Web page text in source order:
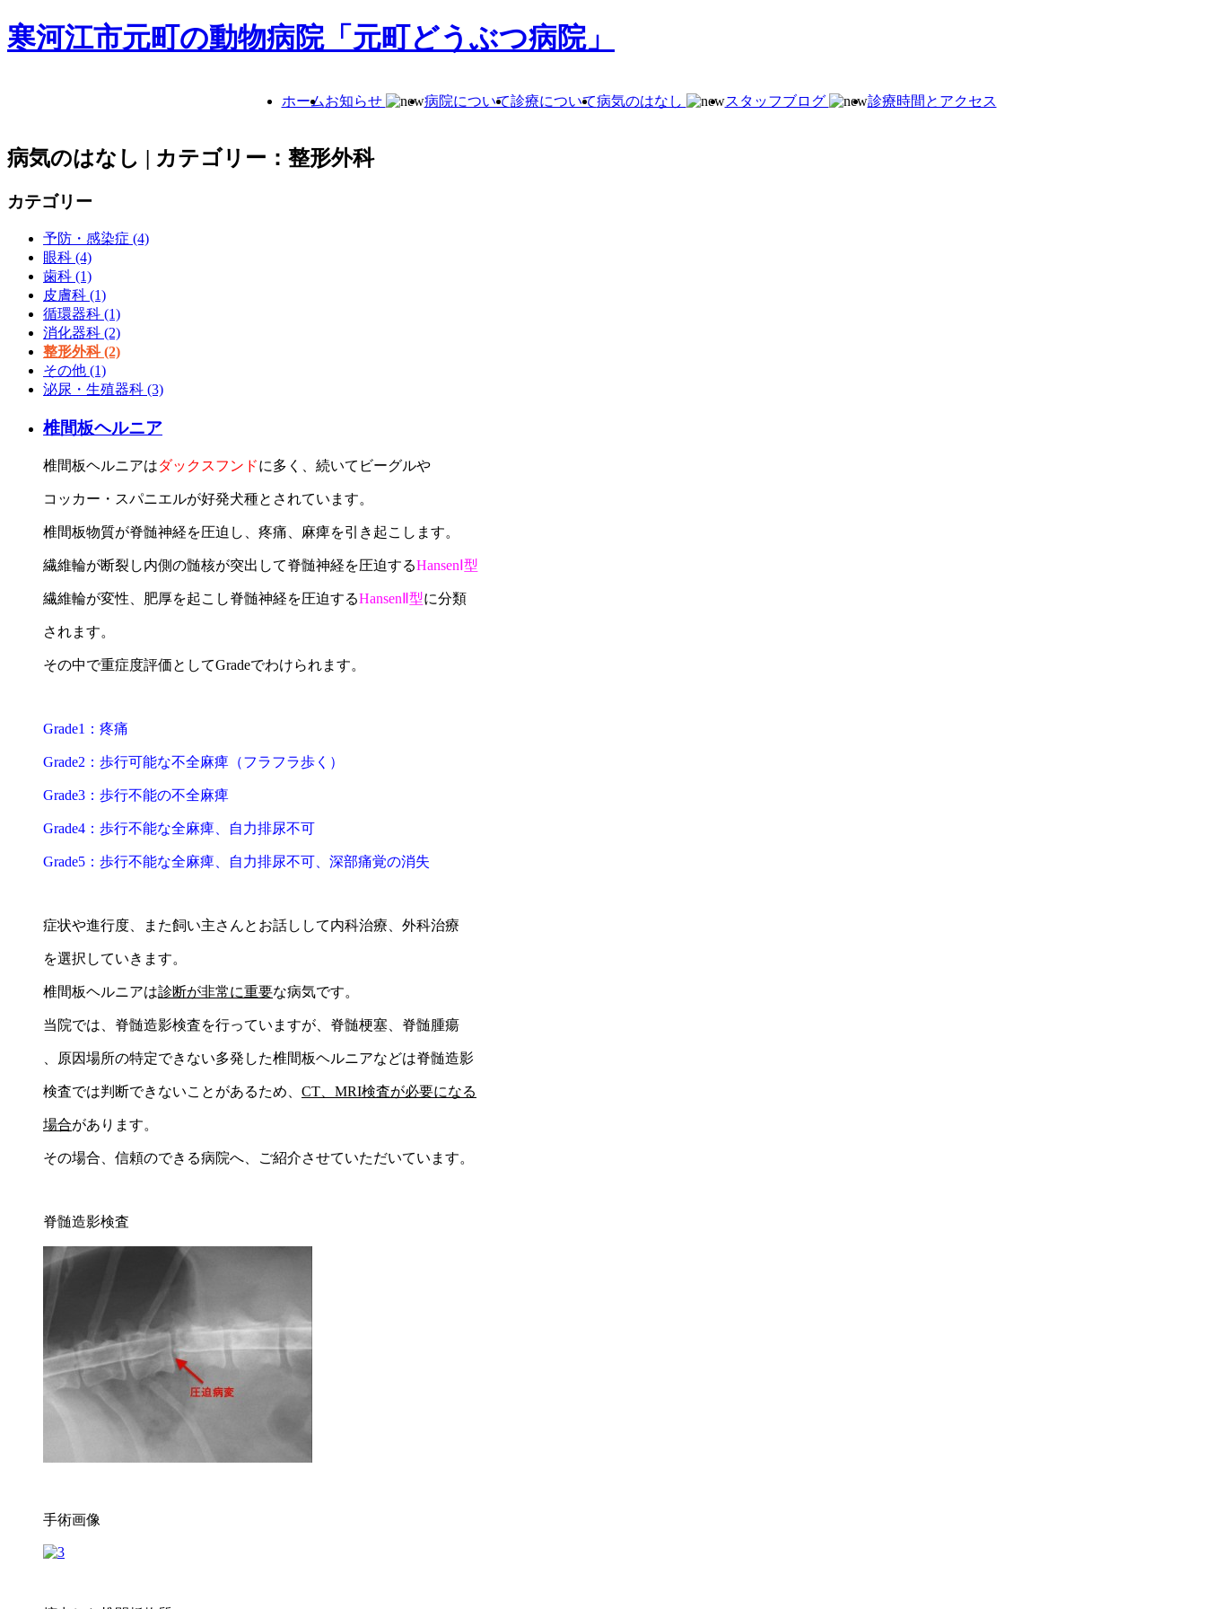
寒河江市元町の動物病院「元町どうぶつ病院」
ホームお知らせ 病院について診療について病気のはなし スタッフブログ 診療時間とアクセス
病気のはなし | カテゴリー：整形外科
カテゴリー
予防・感染症 (4)
眼科 (4)
歯科 (1)
皮膚科 (1)
循環器科 (1)
消化器科 (2)
整形外科 (2)
その他 (1)
泌尿・生殖器科 (3)
椎間板ヘルニア
椎間板ヘルニアはダックスフンドに多く、続いてビーグルや
コッカー・スパニエルが好発犬種とされています。
椎間板物質が脊髄神経を圧迫し、疼痛、麻痺を引き起こします。
繊維輪が断裂し内側の髄核が突出して脊髄神経を圧迫するHansenⅠ型
繊維輪が変性、肥厚を起こし脊髄神経を圧迫するHansenⅡ型に分類
されます。
その中で重症度評価としてGradeでわけられます。
Grade1：疼痛
Grade2：歩行可能な不全麻痺（フラフラ歩く）
Grade3：歩行不能の不全麻痺
Grade4：歩行不能な全麻痺、自力排尿不可
Grade5：歩行不能な全麻痺、自力排尿不可、深部痛覚の消失
症状や進行度、また飼い主さんとお話しして内科治療、外科治療
を選択していきます。
椎間板ヘルニアは診断が非常に重要な病気です。
当院では、脊髄造影検査を行っていますが、脊髄梗塞、脊髄腫瘍
、原因場所の特定できない多発した椎間板ヘルニアなどは脊髄造影
検査では判断できないことがあるため、 CT、MRI検査が必要になる
場合があります。
その場合、信頼のできる病院へ、ご紹介させていただいています。
脊髄造影検査
手術画像